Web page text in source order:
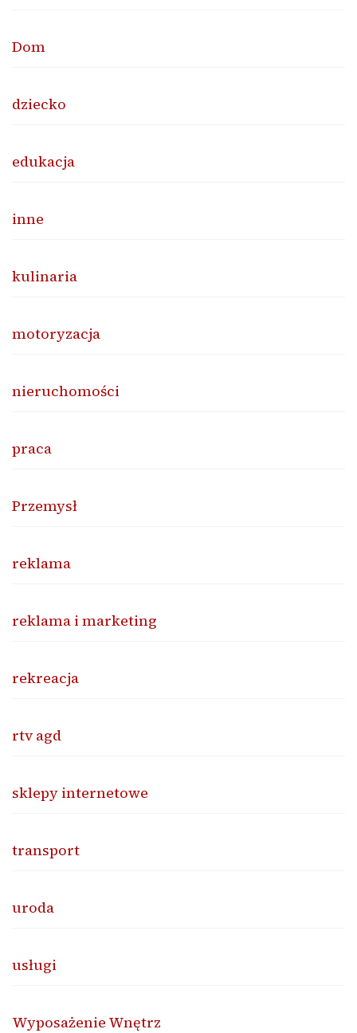
Dom
dziecko
edukacja
inne
kulinaria
motoryzacja
nieruchomości
praca
Przemysł
reklama
reklama i marketing
rekreacja
rtv agd
sklepy internetowe
transport
uroda
usługi
Wyposażenie Wnętrz